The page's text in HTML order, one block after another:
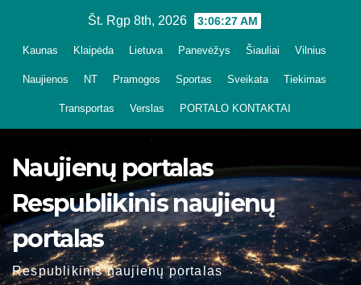
Št. Rgp 8th, 2026 3:06:29 AM
Kaunas Klaipėda Lietuva Panevėžys Šiauliai Vilnius
Naujienos NT Pramogos Sportas Sveikata Tiekimas
Transportas Verslas PORTALO KONTAKTAI
Naujienų portalas
Respublikinis naujienų
portalas
Respublikinis naujienų portalas